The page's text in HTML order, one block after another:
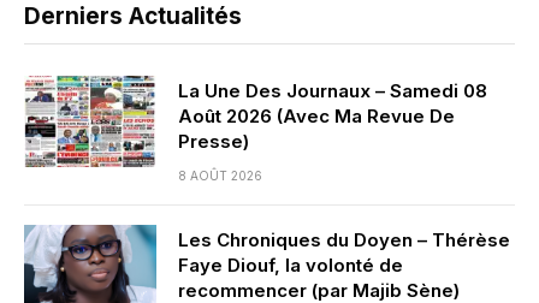
Derniers Actualités
La Une Des Journaux – Samedi 08
Août 2026 (Avec Ma Revue De
Presse)
8 AOÛT 2026
Les Chroniques du Doyen – Thérèse
Faye Diouf, la volonté de
recommencer (par Majib Sène)